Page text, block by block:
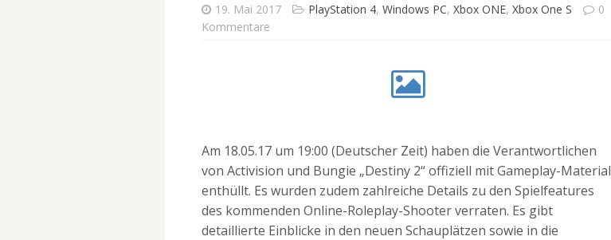
19. Mai 2017 PlayStation 4, Windows PC, Xbox ONE, Xbox One S
0
Kommentare
Am 18.05.17 um 19:00 (Deutscher Zeit) haben die Verantwortlichen
von Activision und Bungie „Destiny 2“ offiziell mit Gameplay-Material
enthüllt. Es wurden zudem zahlreiche Details zu den Spielfeatures
des kommenden Online-Roleplay-Shooter verraten. Es gibt
detaillierte Einblicke in den neuen Schauplätzen sowie in die